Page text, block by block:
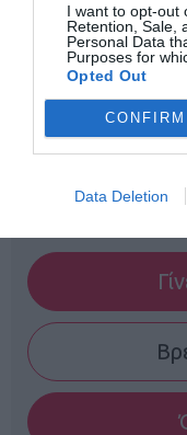
I want to opt-out
Retention, Sale,
Personal Data
Purposes for
Opted Out
CONFIRM
Data Deletion